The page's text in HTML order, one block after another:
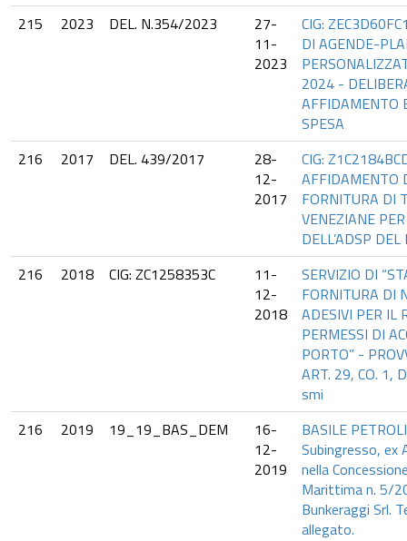
215
2023 DEL. N.354/2023
27-
11-
2023
CIG:
DI AGENDE-
2024 -
AFFIDAMENTO
SPESA
216
2017 DEL. 439/2017
28-
12-
2017
CIG:
AFFIDAMENTO
FORNITURA DI
VENEZIANE
DELL’ADSP
216
2018 CIG: ZC1258353C
11-
12-
2018
SERVIZIO DI
FORNITURA DI
ADESIVI PER IL
PERMESSI DI
PORTO” -
ART. 29, CO. 1,
smi
216
2019 19_19_BAS_DEM
16-
12-
2019
BASILE
Subingresso, ex
nella
Marittima n. 5/
Bunkeraggi Srl.
allegato.